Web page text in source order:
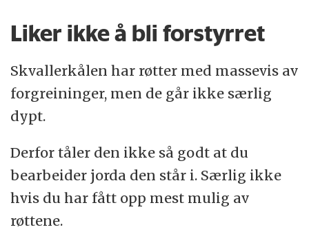
Liker ikke å bli forstyrret
Skvallerkålen har røtter med massevis av
forgreininger, men de går ikke særlig
dypt.
Derfor tåler den ikke så godt at du
bearbeider jorda den står i. Særlig ikke
hvis du har fått opp mest mulig av
røttene.